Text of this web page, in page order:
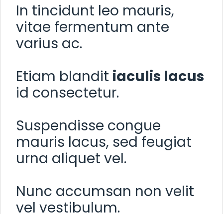
In tincidunt leo mauris,
vitae fermentum ante
varius ac.
Etiam blandit iaculis lacus
id consectetur.
Suspendisse congue
mauris lacus, sed feugiat
urna aliquet vel.
Nunc accumsan non velit
vel vestibulum.